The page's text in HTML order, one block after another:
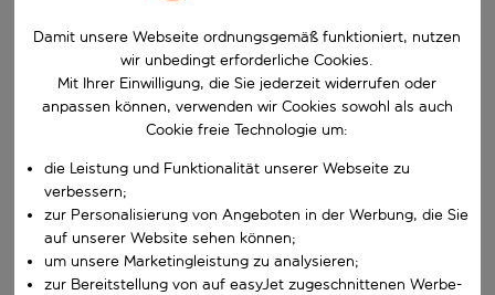
Beginne mit der Eingabe für die automatische
Reiseziel wählen
Nach
Wähle ein Ab- und Rückflugdatum aus.
Reisezeitraum wählen
Wann
Suchen
Damit unsere Webseite ordnungsgemäß funktioniert, nutzen
wir unbedingt erforderliche Cookies.
Mit Ihrer Einwilligung, die Sie jederzeit widerrufen oder
anpassen können, verwenden wir Cookies sowohl als auch
Cookie freie Technologie um:
die Leistung und Funktionalität unserer Webseite zu
verbessern;
zur Personalisierung von Angeboten in der Werbung, die Sie
auf unserer Website sehen können;
um unsere Marketingleistung zu analysieren;
zur Bereitstellung von auf easyJet zugeschnittenen Werbe-